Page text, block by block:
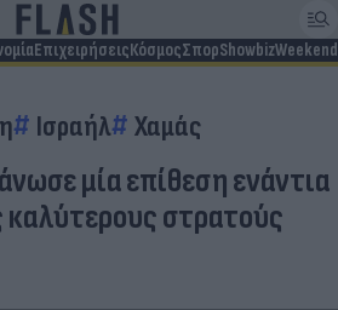
ΕπιχειρήσειςΚόσμοςΣπορShowbizWeekend
Ισραήλ Χαμάς
μία επίθεση ενάντια
καλύτερους στρατούς